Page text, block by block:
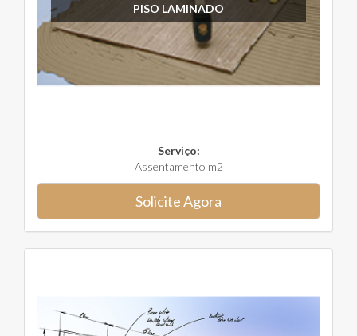
PISO LAMINADO
Serviço:
Assentamento m2
Solicite Agora